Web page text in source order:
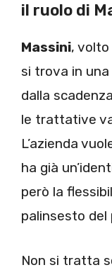
il ruolo di
Massini,
si trova in
dalla
le trattative
L’azienda
ha già
però la
palinsesto del
Non si tratta